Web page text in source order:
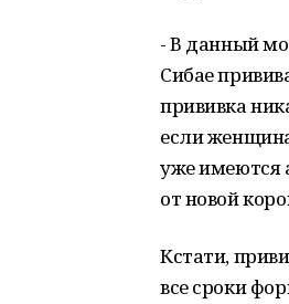
- В данный
Сибае
прививка
если
уже имеются
от новой
Кстати,
все сроки